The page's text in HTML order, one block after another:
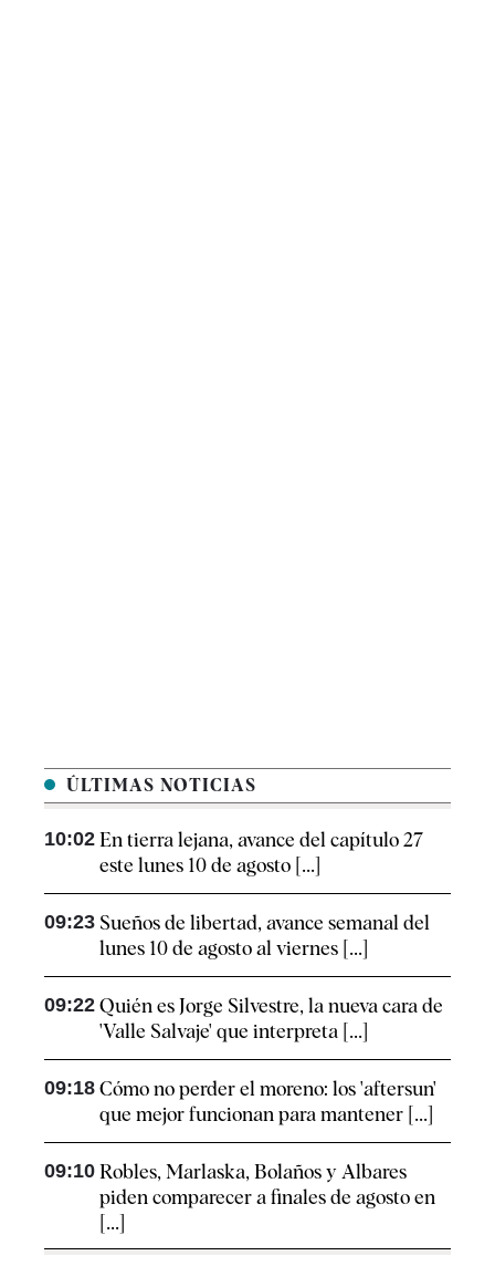
ÚLTIMAS NOTICIAS
10:02 En tierra lejana, avance del capítulo 27
este lunes 10 de agosto [...]
09:23 Sueños de libertad, avance semanal del
lunes 10 de agosto al viernes [...]
09:22 Quién es Jorge Silvestre, la nueva cara de
'Valle Salvaje' que interpreta [...]
09:18 Cómo no perder el moreno: los 'aftersun'
que mejor funcionan para mantener [...]
09:10 Robles, Marlaska, Bolaños y Albares
piden comparecer a finales de agosto en
[...]